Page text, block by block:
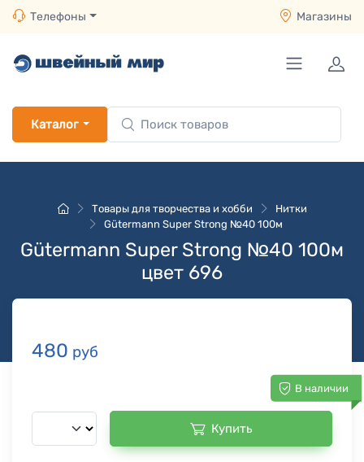
Телефоны Магазины
Каталог
Товары для творчества и хобби
Нитки
Gütermann Super Strong №40 100м
Gütermann Super Strong №40 100м
цвет 696
480 руб
В наличии
Купить